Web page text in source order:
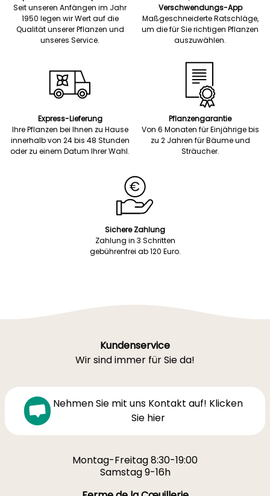
Seit unseren Anfängen im Jahr
1950 legen wir Wert auf die
Qualität unserer Pflanzen und
unseres Service.
Verschwendungs-App
Maßgeschneiderte Ratschläge,
um die für Sie richtigen Pflanzen
auszuwählen.
Express-Lieferung
Ihre Pflanzen bei Ihnen zu Hause
innerhalb von 24 bis 48 Stunden
oder zu einem Datum Ihrer Wahl.
Pflanzengarantie
Von 6 Monaten für Einjährige bis
zu 2 Jahren für Bäume und
Sträucher.
Sichere Zahlung
Zahlung in 3 Schritten
gebührenfrei ab 120 Euro.
Kundenservice
Wir sind immer für Sie da!
Nehmen Sie mit uns Kontakt auf! Klicken
Sie hier
Montag-Freitag 8:30-19:00
Samstag 9-16h